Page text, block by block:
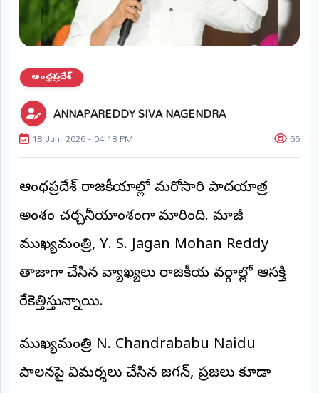
వార్తలు
(STATE)
తెలంగాణ
ఆంధ్రప్రదేశ్
ప్రధాన
విభాగాలు
వినోదం
క్రీడలు
జాతీయం
అంతర్జాతీయం
ఆర్టీఐ
ఆంధ్రప్రదేశ్
ANNAPAREDDY SIVA NAGENDRA
18 Jun, 2026 - 04:18 PM 66
ఆంధ్రప్రదేశ్ రాజకీయాల్లో మరోసారి పాదయాత్ర
అంశం చర్చనీయాంశంగా మారింది. మాజీ
ముఖ్యమంత్రి, Y. S. Jagan Mohan Reddy
తాజాగా చేసిన వ్యాఖ్యలు రాజకీయ వర్గాల్లో ఆసక్తి
రేకెత్తిస్తున్నాయి.
ముఖ్యమంత్రి N. Chandrababu Naidu
పాలనపై విమర్శలు చేసిన జగన్, ప్రజలు కూడా